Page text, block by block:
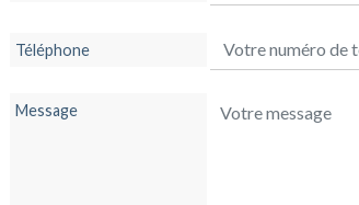
Téléphone
Message